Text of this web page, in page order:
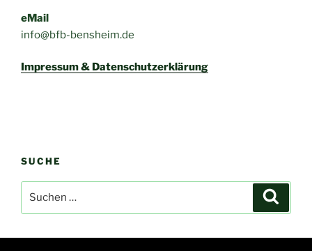
eMail
info@bfb-bensheim.de
Impressum & Datenschutzerklärung
SUCHE
nach: